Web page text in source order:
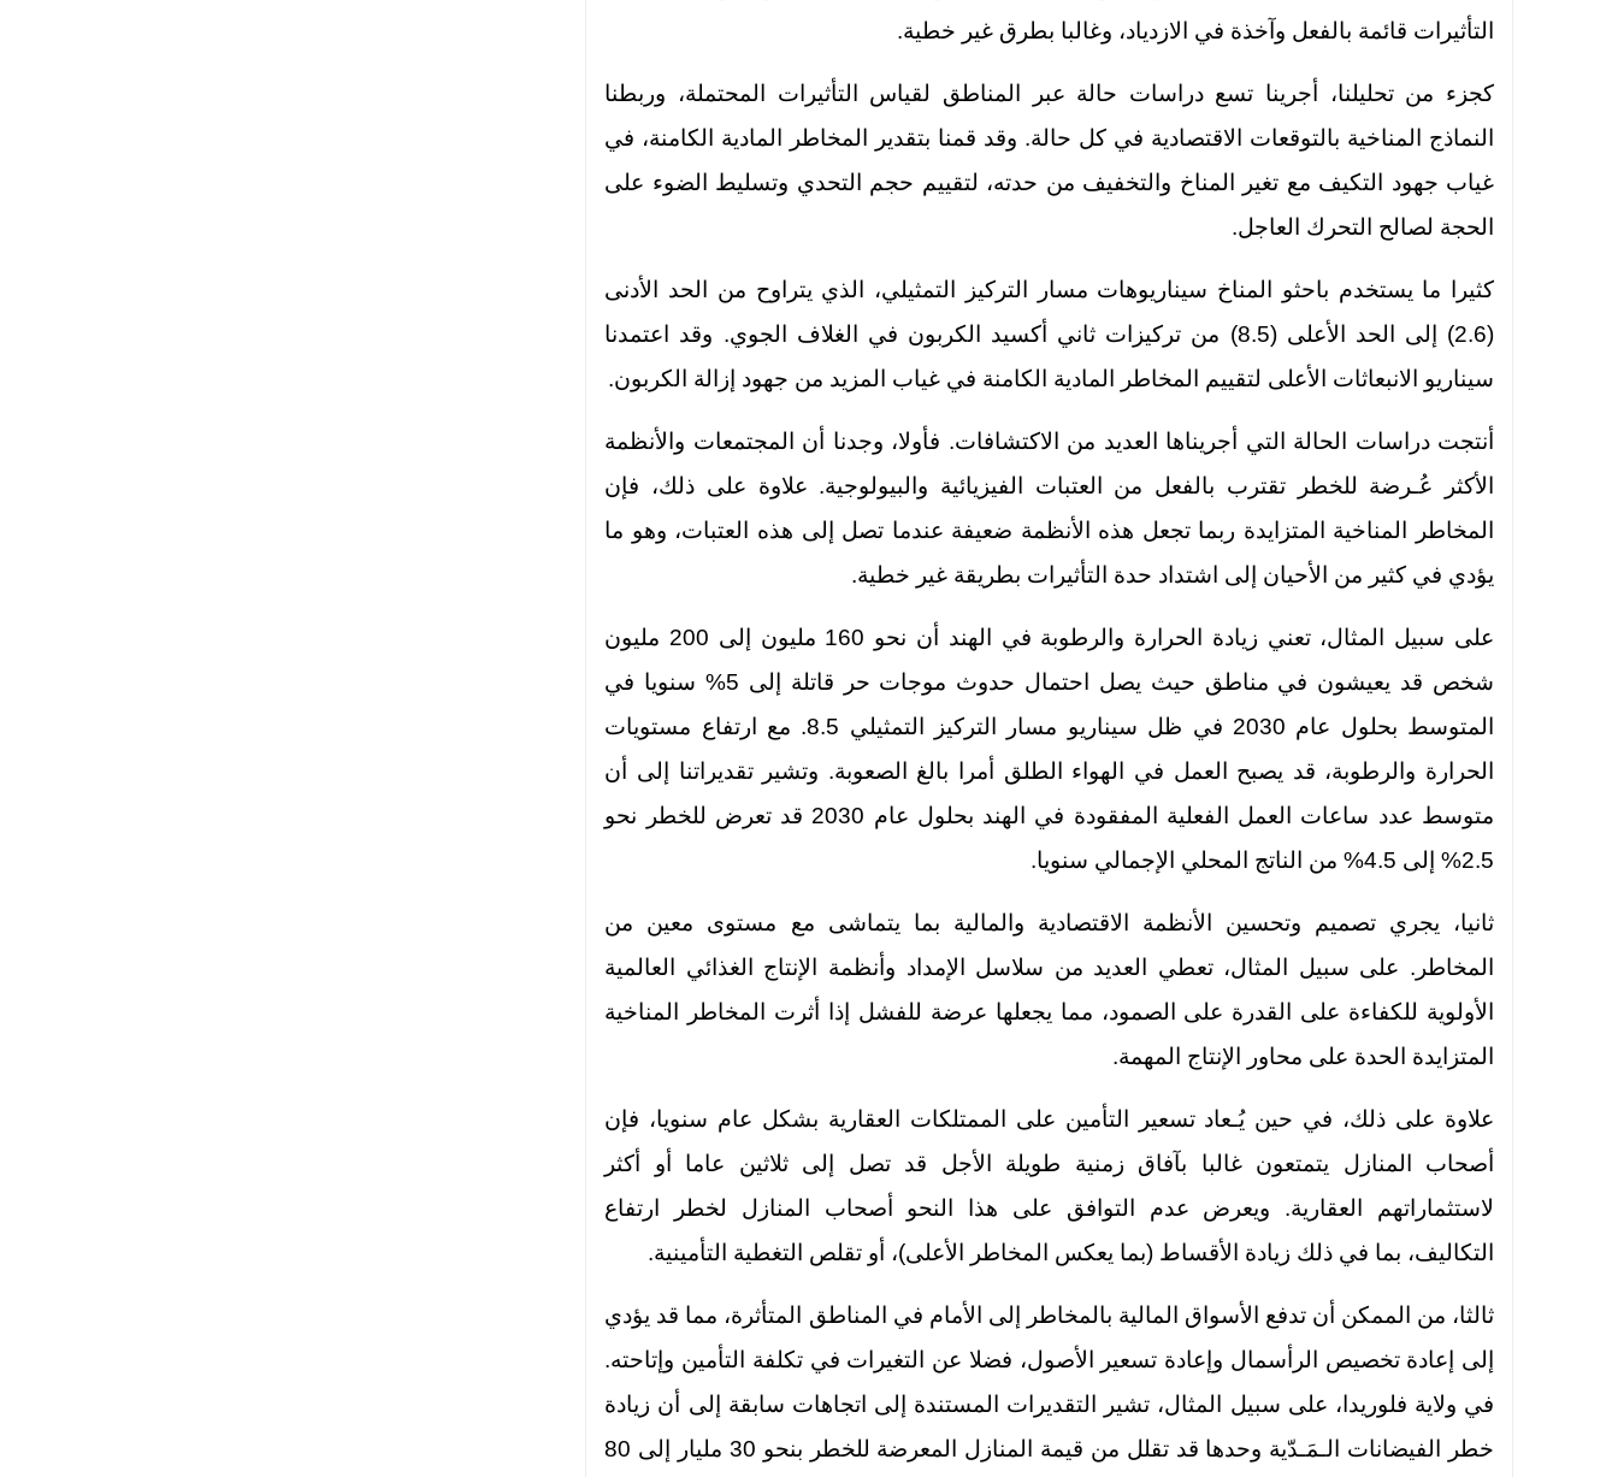
التأثيرات قائمة بالفعل وآخذة في الازدياد، وغالبا بطرق غير خطية.
كجزء من تحليلنا، أجرينا تسع دراسات حالة عبر المناطق لقياس التأثيرات المحتملة، وربطنا
النماذج المناخية بالتوقعات الاقتصادية في كل حالة. وقد قمنا بتقدير المخاطر المادية الكامنة، في
غياب جهود التكيف مع تغير المناخ والتخفيف من حدته، لتقييم حجم التحدي وتسليط الضوء على
الحجة لصالح التحرك العاجل.
كثيرا ما يستخدم باحثو المناخ سيناريوهات مسار التركيز التمثيلي، الذي يتراوح من الحد الأدنى
(2.6) إلى الحد الأعلى (8.5) من تركيزات ثاني أكسيد الكربون في الغلاف الجوي. وقد اعتمدنا
سيناريو الانبعاثات الأعلى لتقييم المخاطر المادية الكامنة في غياب المزيد من جهود إزالة الكربون.
أنتجت دراسات الحالة التي أجريناها العديد من الاكتشافات. فأولا، وجدنا أن المجتمعات والأنظمة
الأكثر عُـرضة للخطر تقترب بالفعل من العتبات الفيزيائية والبيولوجية. علاوة على ذلك، فإن
المخاطر المناخية المتزايدة ربما تجعل هذه الأنظمة ضعيفة عندما تصل إلى هذه العتبات، وهو ما
يؤدي في كثير من الأحيان إلى اشتداد حدة التأثيرات بطريقة غير خطية.
على سبيل المثال، تعني زيادة الحرارة والرطوبة في الهند أن نحو 160 مليون إلى 200 مليون
شخص قد يعيشون في مناطق حيث يصل احتمال حدوث موجات حر قاتلة إلى 5% سنويا في
المتوسط بحلول عام 2030 في ظل سيناريو مسار التركيز التمثيلي 8.5. مع ارتفاع مستويات
الحرارة والرطوبة، قد يصبح العمل في الهواء الطلق أمرا بالغ الصعوبة. وتشير تقديراتنا إلى أن
متوسط عدد ساعات العمل الفعلية المفقودة في الهند بحلول عام 2030 قد تعرض للخطر نحو
2.5% إلى 4.5% من الناتج المحلي الإجمالي سنويا.
ثانيا، يجري تصميم وتحسين الأنظمة الاقتصادية والمالية بما يتماشى مع مستوى معين من
المخاطر. على سبيل المثال، تعطي العديد من سلاسل الإمداد وأنظمة الإنتاج الغذائي العالمية
الأولوية للكفاءة على القدرة على الصمود، مما يجعلها عرضة للفشل إذا أثرت المخاطر المناخية
المتزايدة الحدة على محاور الإنتاج المهمة.
علاوة على ذلك، في حين يُـعاد تسعير التأمين على الممتلكات العقارية بشكل عام سنويا، فإن
أصحاب المنازل يتمتعون غالبا بآفاق زمنية طويلة الأجل قد تصل إلى ثلاثين عاما أو أكثر
لاستثماراتهم العقارية. ويعرض عدم التوافق على هذا النحو أصحاب المنازل لخطر ارتفاع
التكاليف، بما في ذلك زيادة الأقساط (بما يعكس المخاطر الأعلى)، أو تقلص التغطية التأمينية.
ثالثا، من الممكن أن تدفع الأسواق المالية بالمخاطر إلى الأمام في المناطق المتأثرة، مما قد يؤدي
إلى إعادة تخصيص الرأسمال وإعادة تسعير الأصول، فضلا عن التغيرات في تكلفة التأمين وإتاحته.
في ولاية فلوريدا، على سبيل المثال، تشير التقديرات المستندة إلى اتجاهات سابقة إلى أن زيادة
خطر الفيضانات الـمَـدّية وحدها قد تقلل من قيمة المنازل المعرضة للخطر بنحو 30 مليار إلى 80